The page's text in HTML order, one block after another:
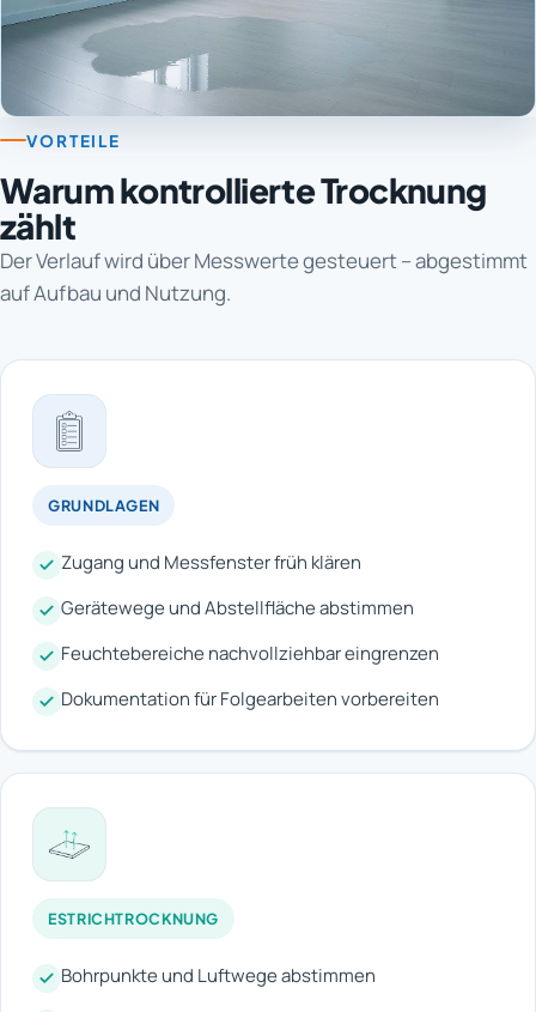
VORTEILE
Warum kontrollierte Trocknung
zählt
Der Verlauf wird über Messwerte gesteuert – abgestimmt
auf Aufbau und Nutzung.
GRUNDLAGEN
Zugang und Messfenster früh klären
Gerätewege und Abstellfläche abstimmen
Feuchtebereiche nachvollziehbar eingrenzen
Dokumentation für Folgearbeiten vorbereiten
ESTRICHTROCKNUNG
Bohrpunkte und Luftwege abstimmen